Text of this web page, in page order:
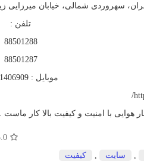
سهروردی شمالی، خیابان میرزایی زینالی
تلفن :
88501288
88501287
موبایل : 09121406909
/
هوایی با امنیت و کیفیت بالا کار
, سایت , كیفیت